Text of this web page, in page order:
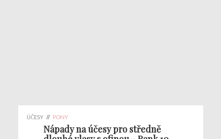
ÚČESY // PONY
Nápady na účesy pro středně